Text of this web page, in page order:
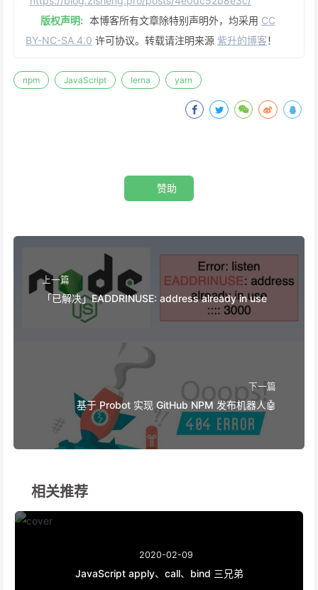
版权声明: 本博客所有文章除特别声明外，均采用 CC
BY-NC-SA 4.0 许可协议。转载请注明来源 紫升的博客！
npm JavaScript lerna yarn
赞助
上一篇
「已解决」EADDRINUSE: address already in use
下一篇
基于 Probot 实现 GitHub NPM 发布机器人🤖
相关推荐
2020-02-09
JavaScript apply、call、bind 三兄弟